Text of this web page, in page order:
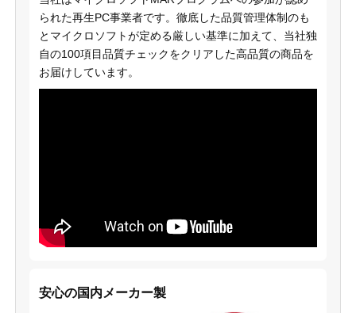
られた再生PC事業者です。徹底した品質管理体制のも
とマイクロソフトが定める厳しい基準に加えて、当社独
自の100項目品質チェックをクリアした高品質の商品を
お届けしています。
安心の国内メーカー製